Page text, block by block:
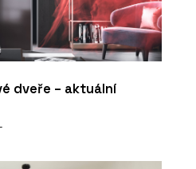
dveře – aktuální